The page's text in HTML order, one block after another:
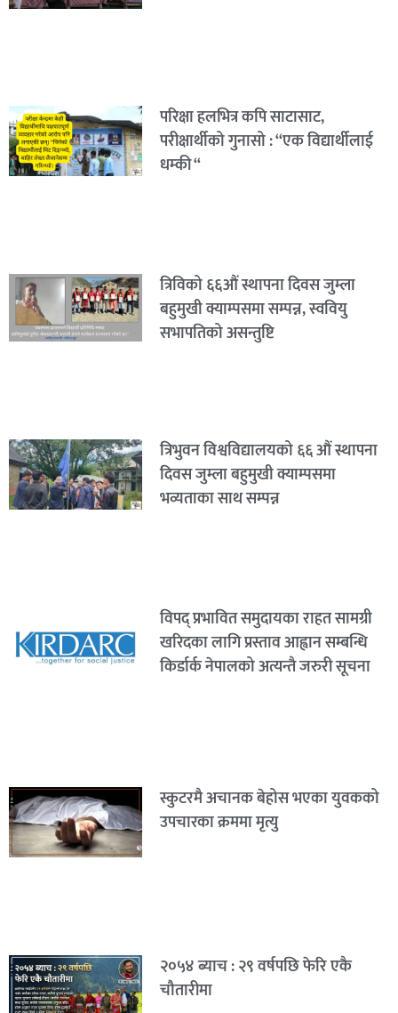
परिक्षा हलभित्र कपि साटासाट,
परीक्षार्थीको गुनासो : “एक विद्यार्थीलाई
धम्की “
त्रिविको ६६औं स्थापना दिवस जुम्ला
बहुमुखी क्याम्पसमा सम्पन्न, स्ववियु
सभापतिको असन्तुष्टि
त्रिभुवन विश्वविद्यालयको ६६ औं स्थापना
दिवस जुम्ला बहुमुखी क्याम्पसमा
भव्यताका साथ सम्पन्न
विपद् प्रभावित समुदायका राहत सामग्री
खरिदका लागि प्रस्ताव आह्वान सम्बन्धि
किर्डार्क नेपालको अत्यन्तै जरुरी सूचना
स्कुटरमै अचानक बेहोस भएका युवकको
उपचारका क्रममा मृत्यु
२०५४ ब्याच : २९ वर्षपछि फेरि एकै
चौतारीमा